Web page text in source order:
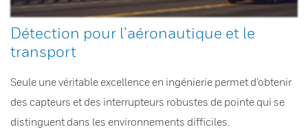
Détection pour l’aéronautique et le
transport
Seule une véritable excellence en ingénierie permet d’obtenir
des capteurs et des interrupteurs robustes de pointe qui se
distinguent dans les environnements difficiles.